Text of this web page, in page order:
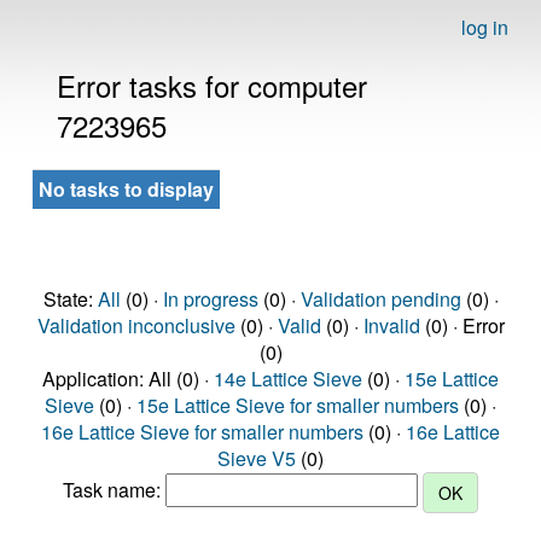
log in
Error tasks for computer
7223965
No tasks to display
State: All (0) · In progress(0) · Validation pending (0) ·
Validation inconclusive(0) · Valid (0) · Invalid (0) · Error
(0)
Application: All (0) · 14e Lattice Sieve (0) · 15e Lattice
Sieve (0) · 15e Lattice Sieve for smaller numbers (0) ·
16e Lattice Sieve for smaller numbers (0) · 16e Lattice
Sieve V5 (0)
Task name: